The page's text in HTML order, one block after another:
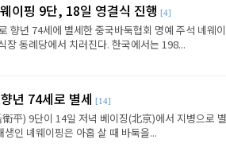
이핑 9단, 18일 영결식 진행 [4]
향년 74세에 별세한 중국바둑협회 명예 주석 녜웨
동례당에서 치러진다. 한국에서는 198...
년 74세로 별세 [14]
平) 9단이 14일 저녁 베이징(北京)에서 지병으로
인 녜웨이핑은 아홉 살 때 바둑을...